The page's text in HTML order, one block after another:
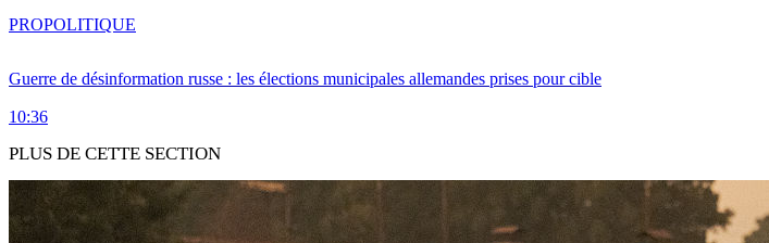
Guerre de désinformation russe : les élections municipales allemandes prises pour cible
10:36
PROPOLITIQUE
PLUS DE CETTE SECTION